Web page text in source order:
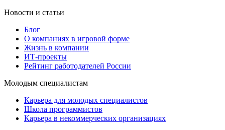
Новости и статьи
Блог
О компаниях в игровой форме
Жизнь в компании
ИТ-проекты
Рейтинг работодателей России
Молодым специалистам
Карьера для молодых специалистов
Школа программистов
Карьера в некоммерческих организациях